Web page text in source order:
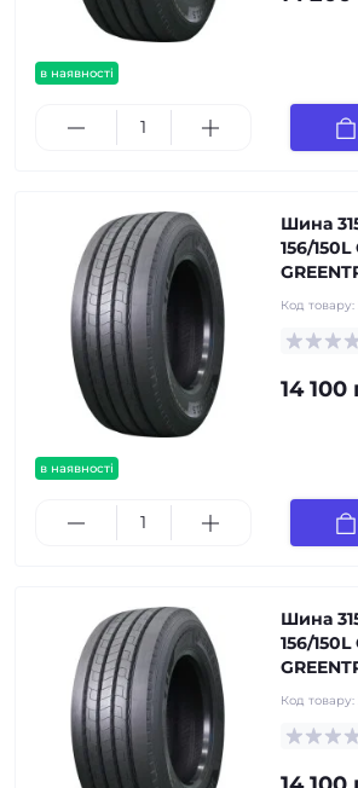
в наявності
в наявності
Шина
156/150L
Код товару:
14 100
Шина
156/150L
Код товару: